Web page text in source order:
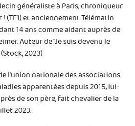
généraliste à Paris, chroniqueur
(TF1) et anciennement Télématin
14 ans comme aidant auprès de
Auteur de "Je suis devenu le
2023)
l’union nationale des associations
apparentées depuis 2015, lui-
de son père, fait chevalier de la
2023.